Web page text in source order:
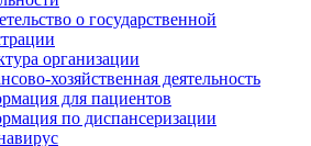
о государственной
организации
хозяйственная деятельность
для пациентов
по диспансеризации